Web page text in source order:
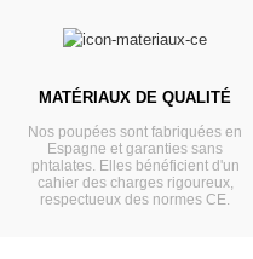
MATÉRIAUX DE QUALITÉ
Nos poupées sont fabriquées en
Espagne et garanties sans
phtalates. Elles bénéficient d'un
cahier des charges rigoureux,
respectueux des normes CE.